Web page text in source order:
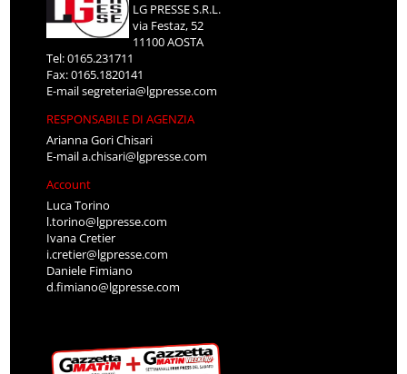
LG PRESSE S.R.L.
via Festaz, 52
11100 AOSTA
Tel: 0165.231711
Fax: 0165.1820141
E-mailsegreteria@lgpresse.com
RESPONSABILE DI AGENZIA
Arianna Gori Chisari
E-maila.chisari@lgpresse.com
Account
Luca Torino
l.torino@lgpresse.com
Ivana Cretier
i.cretier@lgpresse.com
Daniele Fimiano
d.fimiano@lgpresse.com